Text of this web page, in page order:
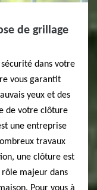
de grillage
dans votre
vous garantit
yeux et des
de votre clôture
une entreprise
travaux
une clôture est
majeur dans